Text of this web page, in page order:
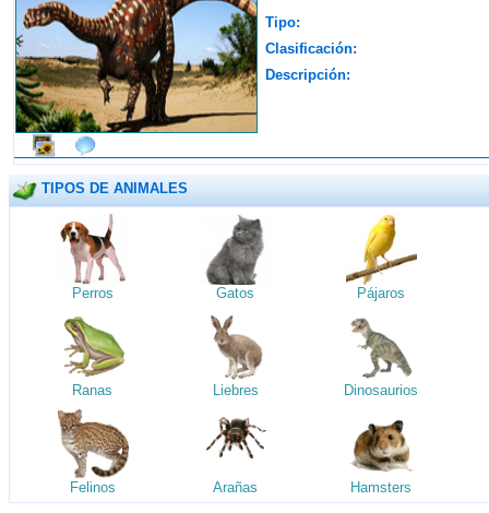
Tipo:
Clasificación:
Descripción:
TIPOS DE ANIMALES
Perros Gatos Pájaros
Ranas Liebres Dinosaurios
Felinos Arañas Hamsters